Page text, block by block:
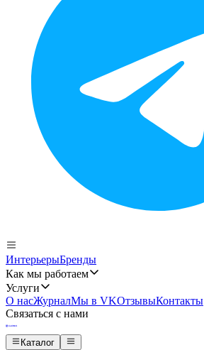
ИнтерьерыБренды
Как мы работаем
Услуги
О насЖурналМы в VKОтзывыКонтакты
Связаться с нами
Каталог